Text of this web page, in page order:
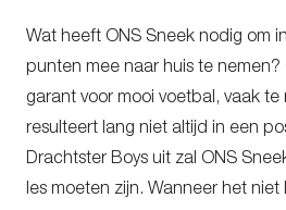
Wat heeft ONS Sneek nodig om
punten mee naar huis te nemen?
garant voor mooi voetbal, vaak te
resulteert lang niet altijd in een
Drachtster Boys uit zal ONS
les moeten zijn. Wanneer het